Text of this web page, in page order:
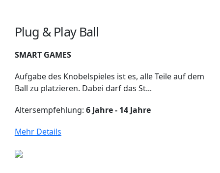
Plug & Play Ball
SMART GAMES
Aufgabe des Knobelspieles ist es, alle Teile auf dem
Ball zu platzieren. Dabei darf das St...
Altersempfehlung: 6 Jahre - 14 Jahre
Mehr Details